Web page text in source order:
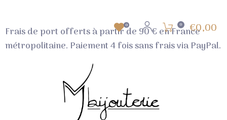
0 0 €0,00
Frais de port offertsà partir de 90 €en France
métropolitaine. Paiement 4 fois sans frais via PayPal.